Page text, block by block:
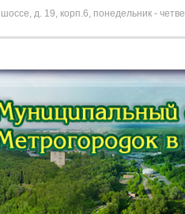
д. 19, корп.6, понедельник -